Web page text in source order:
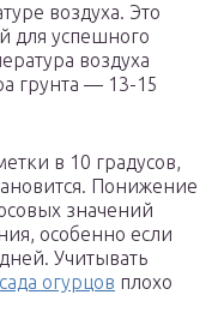
воздуха. Это
для успешного
воздуха
грунта — 13-15
в 10 градусов,
Понижение
значений
особенно если
Учитывать
огурцов плохо